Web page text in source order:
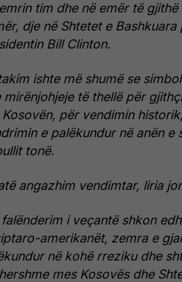
tim dhe në emër të
dje në Shtetet e
Bill Clinton.
ishte më shumë se
mirënjohjeje të thellë për
për vendimin
e palëkundur në anën
tonë.
angazhim vendimtar, liria
falënderim i veçantë shkon
amerikanët, zemra e
në kohë rreziku dhe
mes Kosovës dhe